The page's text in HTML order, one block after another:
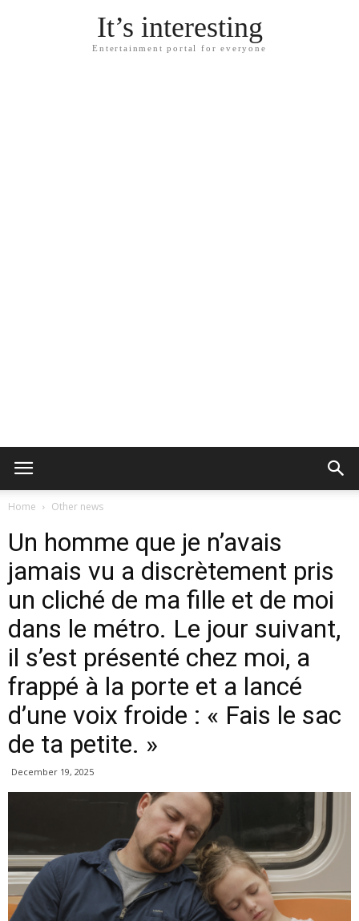
It’s interesting
Entertainment portal for everyone
Home Other news
Un homme que je n’avais
jamais vu a discrètement pris
un cliché de ma fille et de moi
dans le métro. Le jour suivant,
il s’est présenté chez moi, a
frappé à la porte et a lancé
d’une voix froide : « Fais le sac
de ta petite. »
December 19, 2025